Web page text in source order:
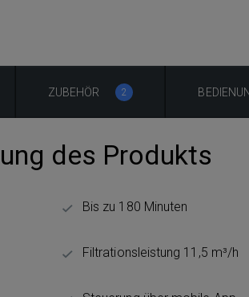
ZUBEHÖR 2
des Produkts
Bis zu 180 Minuten
Filtrationsleistung 11,5 m³/h